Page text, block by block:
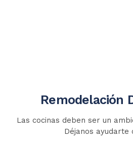
Remodelación
Las cocinas deben ser un
Déjanos ayudarte